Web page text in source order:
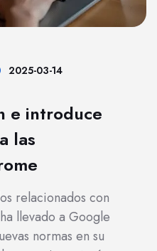
2025-03-14
e introduce
las
relacionados con
llevado a Google
normas en su